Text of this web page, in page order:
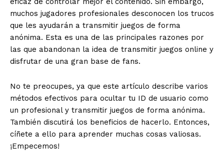
muchos jugadores profesionales desconocen los trucos
que les ayudarán a transmitir juegos de forma
anónima. Esta es una de las principales razones por
las que abandonan la idea de transmitir juegos online y
disfrutar de una gran base de fans.
No te preocupes, ya que este artículo describe varios
métodos efectivos para ocultar tu ID de usuario como
un profesional y transmitir juegos de forma anónima.
También discutirá los beneficios de hacerlo. Entonces,
cíñete a ello para aprender muchas cosas valiosas.
¡Empecemos!